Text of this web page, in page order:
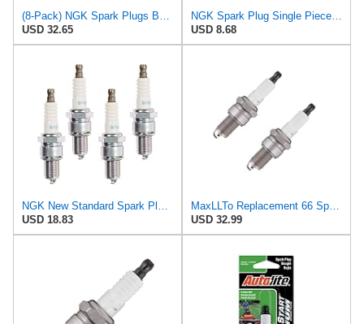
USD 32.65
USD 8.68
USD 18.83
USD 32.99